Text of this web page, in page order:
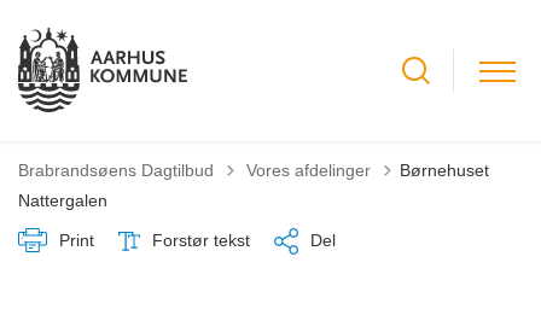
Brabrandsøens Dagtilbud Tilbage til
Vores afdelinger
Børnehuset
Nattergalen
Print Forstør tekst Del